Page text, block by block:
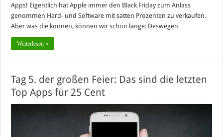
Apps! Eigentlich hat Apple immer den Black Friday zum Anlass
genommen Hard- und Software mit satten Prozenten zu verkaufen.
Aber was die können, können wir schon lange: Deswegen …
Weiterlesen »
Tag 5. der großen Feier: Das sind die letzten
Top Apps für 25 Cent